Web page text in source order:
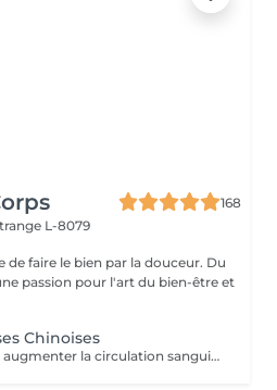
168
L-8079
faire le bien par la douceur. Du
passion pour l'art du bien-être et
Chinoises
Cette technique consiste à augmenter la circulation sanguine. L'objectif est de créer un effet de succion qui favorisera la décongestion des tissus, l'évacuation des toxines et la mobilité des tissus. Prioritairement, cette pratique s'effectue sur le dos.